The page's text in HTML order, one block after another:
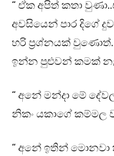
“ ඒක අපිත් කතා
අවසියෙන් පාර දිගේ
හරි ප්‍රශ්නයක් වුණොත්.
ඉන්න පුළුවන් කමක්
“ අනේ මන්දා මේ
නිකං යකාගේ කම්මල
“ අනේ ඉතින්